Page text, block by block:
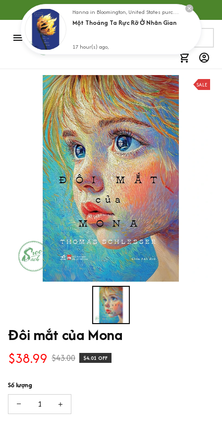
Hơn 5000 sản phẩm lựa chọn
SALE
Đôi mắt của Mona
$38.99 $43.00 $4.01 OFF
Số lượng
Hanna in Bloomington, United States purchased a
Một Thoáng Ta Rực Rỡ Ở Nhân Gian